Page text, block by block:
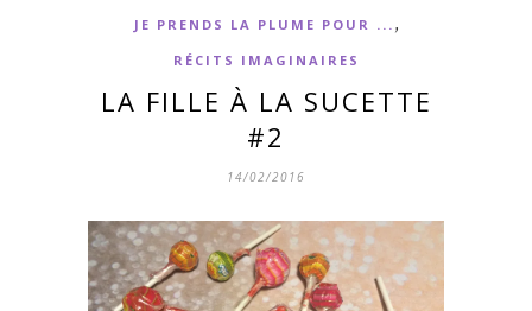
JE PRENDS LA PLUME POUR ... ,
RÉCITS IMAGINAIRES
LA FILLE À LA SUCETTE
#2
14/02/2016